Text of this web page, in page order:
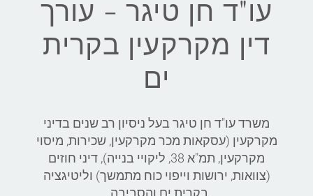
עו"ד חן טיגר - עורך
דין מקרקעין בקרית
ים
משרד עו"ד חן טיגר בעל ניסיון רב שנים בדיני
מקרקעין (עסקאות מכר מקרקעין, שכירות, מיסוי
מקרקעין, תמ"א 38, ליקויי בנייה), דיני חוזים
(צוואות, ירושות וייפוי כוח מתמשך) וליטיגציה
בקרית ים והסביבה.